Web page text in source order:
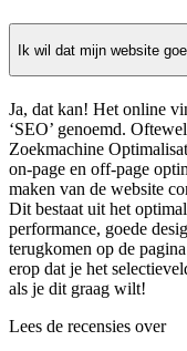
Ik wil dat mijn website
Ja, dat kan! Het online
‘SEO’ genoemd.
Zoekmachine
on-page en off-page
maken van de website
Dit bestaat uit het
performance, goede
terugkomen op de
erop dat je het
als je dit graag wilt!
Lees de recensies over